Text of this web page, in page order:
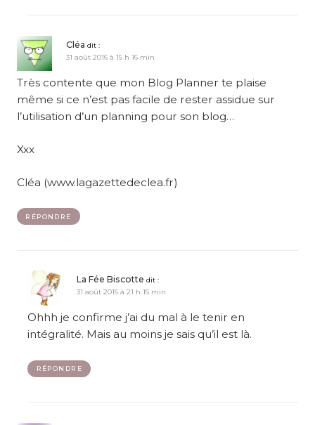
Cléa dit :
31 août 2016 à 15 h 16 min
Très contente que mon Blog Planner te plaise
même si ce n’est pas facile de rester assidue sur
l’utilisation d’un planning pour son blog…
Xxx
Cléa (www.lagazettedeclea.fr)
RÉPONDRE
La Fée Biscotte dit :
31 août 2016 à 21 h 16 min
Ohhh je confirme j’ai du mal à le tenir en
intégralité. Mais au moins je sais qu’il est là.
RÉPONDRE